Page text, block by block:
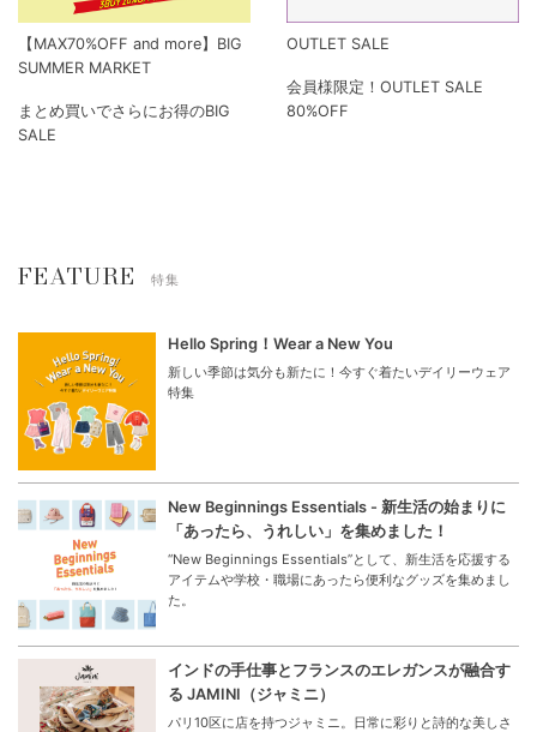
【MAX70%OFF and more】BIG
SUMMER MARKET
まとめ買いでさらにお得のBIG
SALE
OUTLET SALE
会員様限定！OUTLET SALE
80%OFF
FEATURE 特集
Hello Spring！Wear a New You
新しい季節は気分も新たに！今すぐ着たいデイリーウェア
特集
New Beginnings Essentials - 新生活の始まりに
「あったら、うれしい」を集めました！
“New Beginnings Essentials”として、新生活を応援する
アイテムや学校・職場にあったら便利なグッズを集めまし
た。
インドの手仕事とフランスのエレガンスが融合す
る JAMINI（ジャミニ）
パリ10区に店を持つジャミニ。日常に彩りと詩的な美しさ